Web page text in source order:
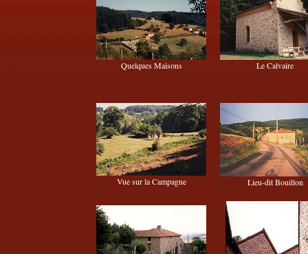
Quelques Maisons Le Calvaire
Vue sur la Campagne Lieu-dit Bouillon